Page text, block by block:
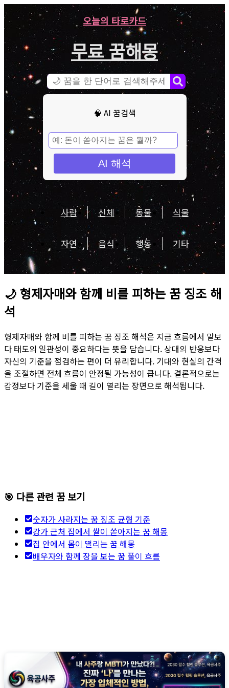
오늘의 타로카드
무료 꿈해몽
🧠 AI 꿈검색
AI 해석
사람 신체 동물 식물
자연 음식 행동 기타
🌙 형제자매와 함께 비를 피하는 꿈 징조 해
석
형제자매와 함께 비를 피하는 꿈 징조 해석은 지금 흐름에서 말보
다 태도의 일관성이 중요하다는 뜻을 담습니다. 상대의 반응보다
자신의 기준을 점검하는 편이 더 유리합니다. 기대와 현실의 간격
을 조절하면 전체 흐름이 안정될 가능성이 큽니다. 결론적으로는
감정보다 기준을 세울 때 길이 열리는 장면으로 해석됩니다.
🎯 다른 관련 꿈 보기
숫자가 사라지는 꿈 징조 균형 기준
강가 근처 집에서 쌀이 쏟아지는 꿈 해몽
집 안에서 몸이 떨리는 꿈 해몽
배우자와 함께 장을 보는 꿈 풀이 흐름